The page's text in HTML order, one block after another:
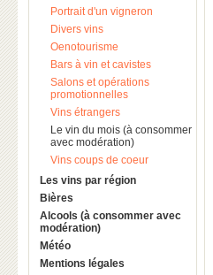
Portrait d'un vigneron
Divers vins
Oenotourisme
Bars à vin et cavistes
Salons et opérations
promotionnelles
Vins étrangers
Le vin du mois (à consommer
avec modération)
Vins coups de coeur
Les vins par région
Bières
Alcools (à consommer avec
modération)
Météo
Mentions légales